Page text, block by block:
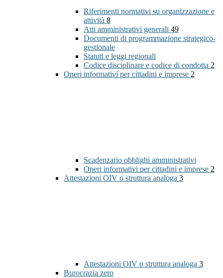
Riferimenti normativi su organizzazione e
attività 8
Atti amministrativi generali 49
Documenti di programmazione strategico-
gestionale
Statuti e leggi regionali
Codice disciplinare e codice di condotta 2
Oneri informativi per cittadini e imprese 2
Scadenzario obblighi amministrativi
Oneri informativi per cittadini e imprese 2
Attestazioni OIV o struttura analoga 3
Attestazioni OIV o struttura analoga 3
Burocrazia zero